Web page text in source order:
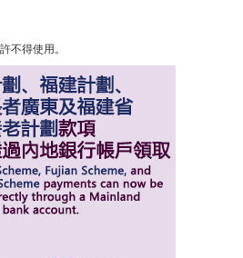
不得使用。